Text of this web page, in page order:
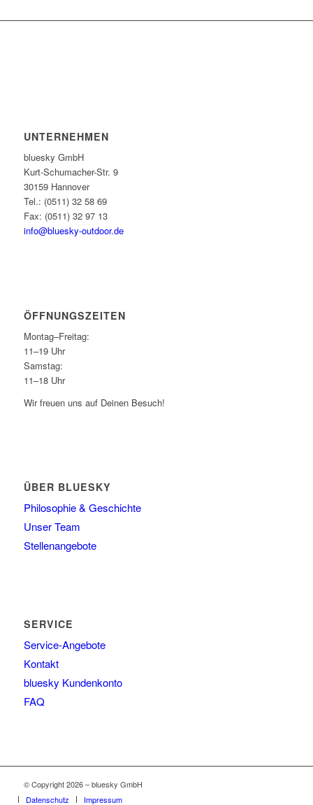
UNTERNEHMEN
bluesky GmbH
Kurt-Schumacher-Str. 9
30159 Hannover
Tel.: (0511) 32 58 69
Fax: (0511) 32 97 13
info@bluesky-outdoor.de
ÖFFNUNGS­ZEITEN
Montag–Freitag:
11–19 Uhr
Samstag:
11–18 Uhr
Wir freuen uns auf Deinen Besuch!
ÜBER BLUESKY
Philosophie & Geschichte
Unser Team
Stellenangebote
SERVICE
Service-Angebote
Kontakt
bluesky Kundenkonto
FAQ
© Copyright 2026 – bluesky GmbH
Datenschutz
Impressum